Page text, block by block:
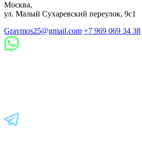
Москва,
ул. Малый Сухаревский переулок, 9с1
Gravmos25@gmail.com +7 969 069 34 38